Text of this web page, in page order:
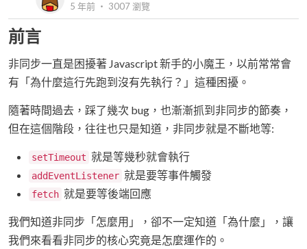
5 年前 ‧ 3007瀏覽
前言
非同步一直是困擾著 Javascript 新手的小魔王，以前常常會
有「為什麼這行先跑到沒有先執行？」這種困擾。
隨著時間過去，踩了幾次 bug，也漸漸抓到非同步的節奏，
但在這個階段，往往也只是知道，非同步就是不斷地等:
setTimeout 就是等幾秒就會執行
addEventListener 就是要等事件觸發
fetch 就是要等後端回應
我們知道非同步「怎麼用」，卻不一定知道「為什麼」，讓
我們來看看非同步的核心究竟是怎麼運作的。